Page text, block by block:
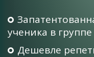
ученика в группе
Дешевле